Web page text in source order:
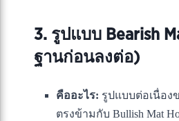
3. รูปแบบ Bearish
ฐานก่อนลงต่อ)
คืออะไร: รูปแบบต่อเนื่อง
ตรงข้ามกับ Bullish Mat